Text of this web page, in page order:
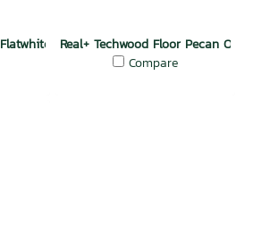
Oak
Real+ Techwood Floor Pecan Oak
Compare